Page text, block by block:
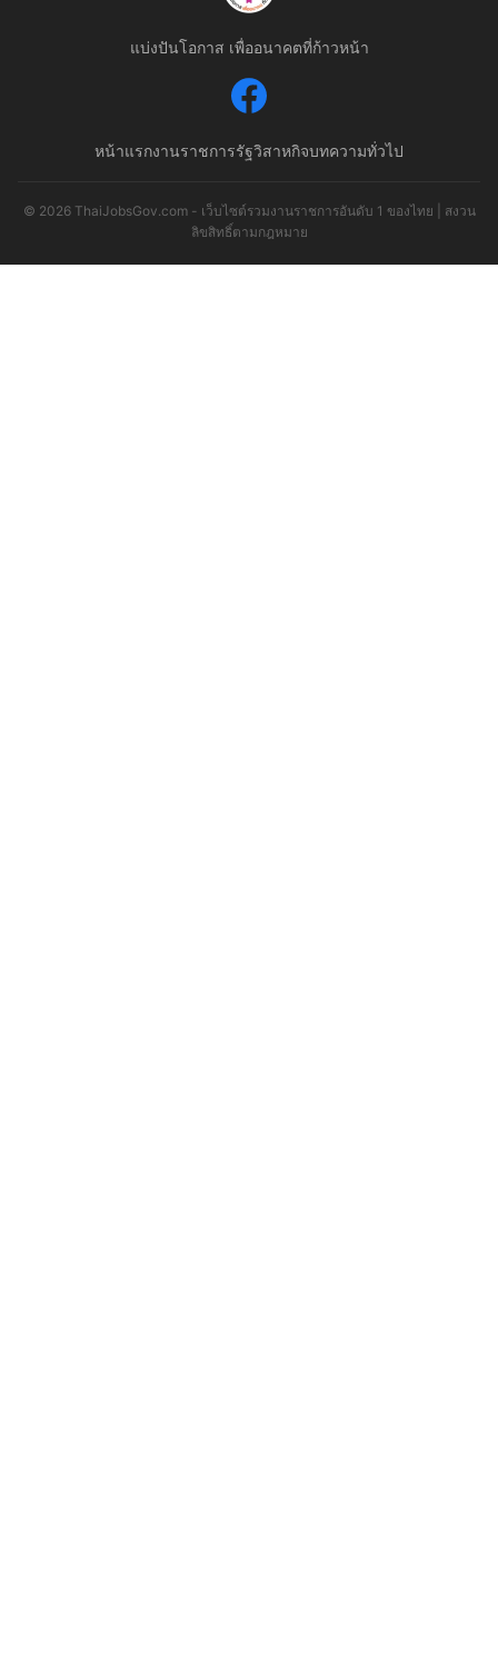
แบ่งปันโอกาส เพื่ออนาคตที่ก้าวหน้า
หน้าแรกงานราชการรัฐวิสาหกิจบทความทั่วไป
© 2026 ThaiJobsGov.com - เว็บไซต์รวมงานราชการอันดับ 1 ของไทย | สงวน
ลิขสิทธิ์ตามกฎหมาย